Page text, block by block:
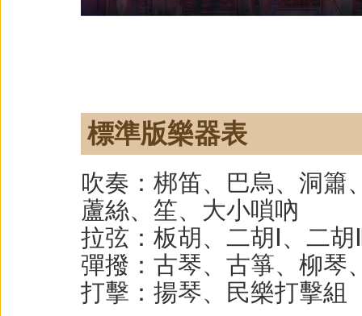
標準版樂器表
吹奏：梆笛、巴烏、洞簫
蘆絲、笙、大小嗩吶
拉弦：板胡、二胡Ⅰ、二
彈撥：古琴、古箏、柳琴
打擊：揚琴、民樂打擊組